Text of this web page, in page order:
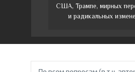
США, Трампе, мирных
и радикальных